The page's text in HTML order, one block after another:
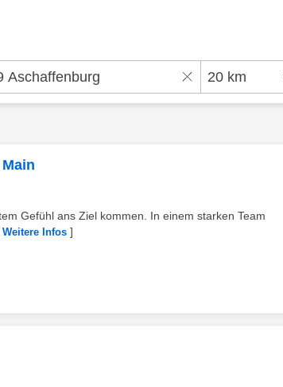
Gefühl ans Ziel kommen. In einem starken Team
Weitere Infos ]